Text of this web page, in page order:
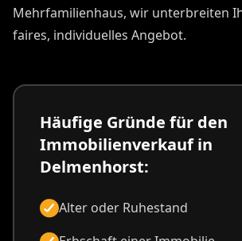
Mehrfamilienhaus, wir unterbreiten
faires, individuelles Angebot.
Häufige Gründe für den
Immobilienverkauf in
Delmenhorst:
Alter oder Ruhestand